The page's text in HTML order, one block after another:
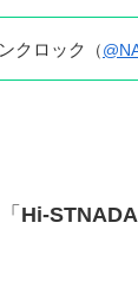
クロック （
Hi-